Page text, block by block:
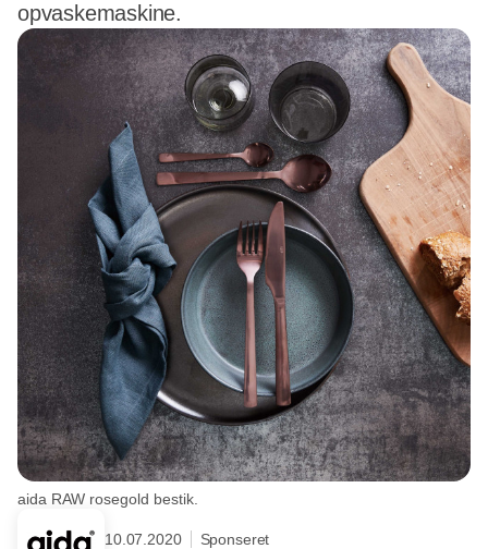
opvaskemaskine.
aida RAW rosegold bestik.
10.07.2020 Sponseret